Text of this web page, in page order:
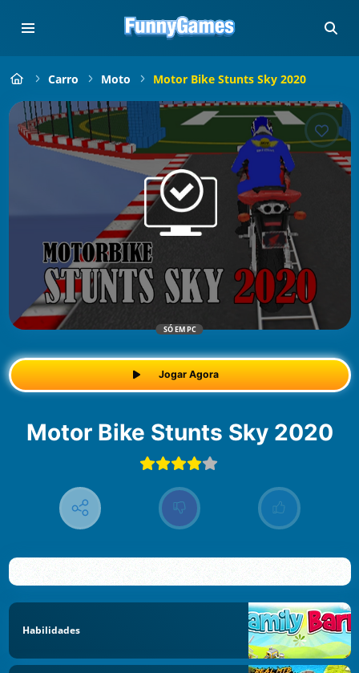
Carro Moto Motor Bike Stunts Sky 2020
SÓ EM PC
Jogar Agora
Motor Bike Stunts Sky 2020
Habilidades